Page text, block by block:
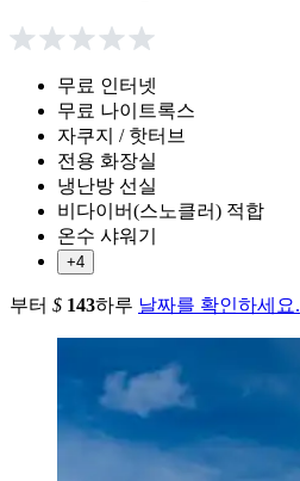
무료 인터넷
무료 나이트록스
자쿠지 / 핫터브
전용 화장실
냉난방 선실
비다이버(스노클러) 적합
온수 샤워기
+4
부터 $ 143하루 날짜를 확인하세요.